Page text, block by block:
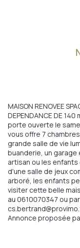
MAISON RENOVEE
DEPENDANCE DE
porte ouverte le
vous offre 7
grande salle de vie
buanderie, un garage
artisan ou les
d'une salle de jeux
arboré, les enfants
visiter cette belle
au 0610070347 ou
Annonce proposée